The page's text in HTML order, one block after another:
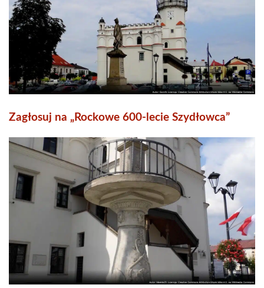
Zagłosuj na „Rockowe 600-lecie Szydłowca”